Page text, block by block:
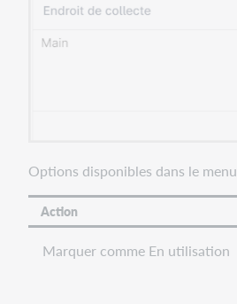
Options disponibles dans le menu
Action
Marquer comme En utilisation